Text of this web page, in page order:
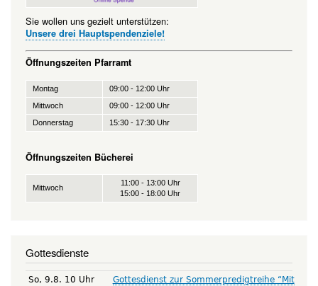
Sie wollen uns gezielt unterstützen:
Unsere drei Hauptspendenziele!
Öffnungszeiten Pfarramt
Montag
09:00 - 12:00 Uhr
Mittwoch
09:00 - 12:00 Uhr
Donnerstag
15:30 - 17:30 Uhr
Öffnungszeiten Bücherei
Mittwoch
11:00 - 13:00 Uhr
15:00 - 18:00 Uhr
Gottesdienste
So, 9.8. 10 Uhr
Gottesdienst zur Sommerpredigtreihe “Mit